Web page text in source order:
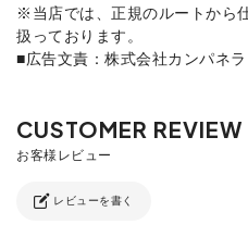
※当店では、正規のルートから
扱っております。
■広告文責：株式会社カンパネラ
レビューを書く